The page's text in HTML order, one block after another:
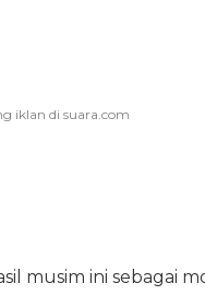
musim ini sebagai